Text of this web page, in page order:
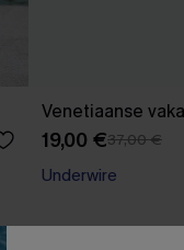
Venetiaanse
19,00 €37,00 €
Underwire